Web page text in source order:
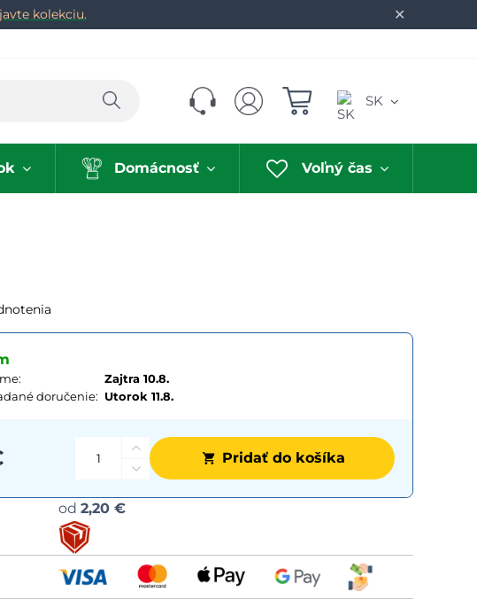
✕
kolekciu.
Hľadať SK
Domácnosť Voľný čas
Zajtra 10.8.
doručenie: Utorok 11.8.
Pridať do košíka
od2,20 €